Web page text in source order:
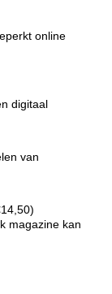
online
digitaal
van
magazine kan